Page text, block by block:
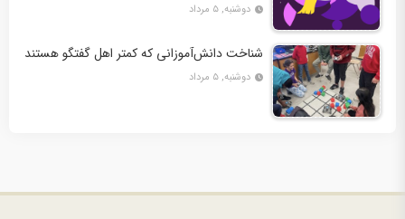
دوشنبه, ۵ مرداد
شناخت دانش‌آموزانی که کمتر اهل گفتگو هستند
دوشنبه, ۵ مرداد